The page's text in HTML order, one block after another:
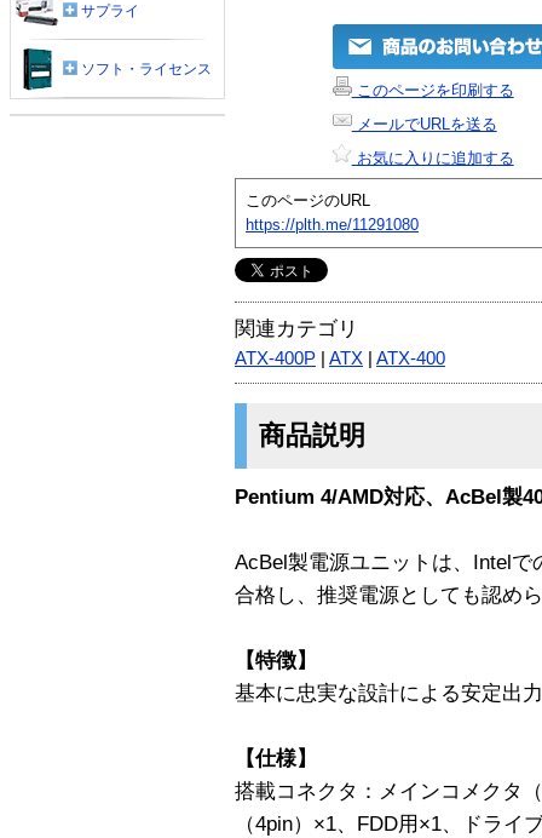
このページを印刷する
メールでURLを送る
お気に入りに追加する
このページのURL
https://plth.me/11291080
関連カテゴリ
ATX-400P ATX ATX-400
商品説明
Pentium 4/AMD対応、AcBel製
AcBel製電源ユニットは、Intel
合格し、推奨電源としても認め
【特徴】
基本に忠実な設計による安定出
【仕様】
搭載コネクタ：メインコメクタ
（4pin）×1、FDD用×1、ドライ
サプライ
ソフト・ライセンス